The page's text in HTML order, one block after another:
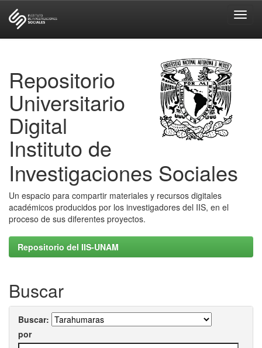
Repositorio
Universitario
Digital
Instituto de
Investigaciones Sociales
Un espacio para compartir materiales y recursos digitales
académicos producidos por los investigadores del IIS, en el
proceso de sus diferentes proyectos.
Repositorio del IIS-UNAM
Buscar
Buscar:
por